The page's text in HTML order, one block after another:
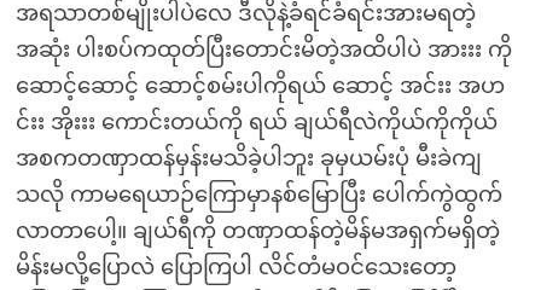
အရသာတစ်မျိုးပါပဲလေ ဒီလိုနဲ့ခံရင်ခံရင်းအားမရတဲ့
အဆုံး ပါးစပ်ကထုတ်ပြီးတောင်းမိတဲ့အထိပါပဲ အားးး ကို
ဆောင့်ဆောင့် ဆောင့်စမ်းပါကိုရယ် ဆောင့် အင်းး အဟ
င်းး အိုးးး ကောင်းတယ်ကို ရယ် ချယ်ရီလဲကိုယ်ကိုကိုယ်
အစကတဏှာထန်မှန်းမသိခဲ့ပါဘူး ခုမှယမ်းပုံ မီးခဲကျ
သလို ကာမရေယာဉ်ကြောမှာနစ်မြောပြီး ပေါက်ကွဲထွက်
လာတာပေါ့။ ချယ်ရီကို တဏှာထန်တဲ့မိန်မအရှက်မရှိတဲ့
မိန်းမလို့ပြောလဲ ပြောကြပါ လိင်တံမဝင်သေးတော့